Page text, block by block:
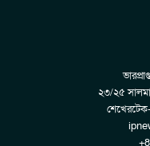
২৩/২৫ সালমা